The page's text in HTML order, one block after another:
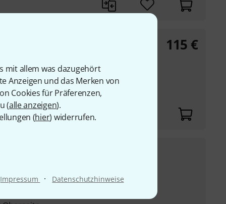
mit allem was dazugehört
Anzeigen und das Merken von
Cookies für Präferenzen,
(alle anzeigen).
(hier) widerrufen.
Impressum · Datenschutzhinweise
Stahlkugeln
115 €